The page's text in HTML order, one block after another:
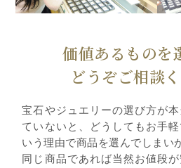
価値あるものを
どうぞご相談く
宝石やジュエリーの選び方が
ていないと、どうしてもお手
いう理由で商品を選んでしまい
同じ商品であれば当然お値段